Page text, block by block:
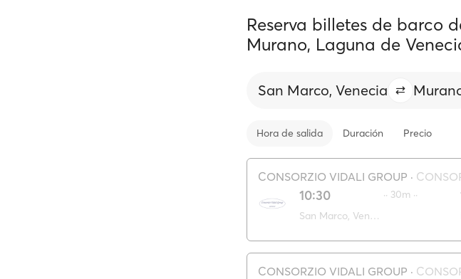
Reserva billetes de barco
Murano, Laguna de
San Marco, Venecia
Hora de salida Duración Precio
CONSORZIO VIDALI GROUP ·
10:30 ·· 30m ··
CONSORZIO VIDALI GROUP ·